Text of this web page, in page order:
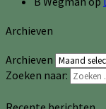
Archieven
Archieven
Zoeken naar: